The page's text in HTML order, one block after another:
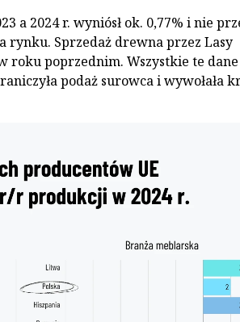
a 2024 r. wyniósł ok. 0,77% i nie
rynku. Sprzedaż drewna przez Lasy
roku poprzednim. Wszystkie te dane
podaż surowca i wywołała